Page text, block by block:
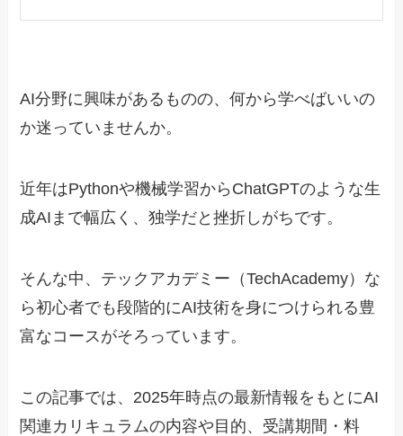
AI分野に興味があるものの、何から学べばいいの
か迷っていませんか。
近年はPythonや機械学習からChatGPTのような生
成AIまで幅広く、独学だと挫折しがちです。
そんな中、テックアカデミー（TechAcademy）な
ら初心者でも段階的にAI技術を身につけられる豊
富なコースがそろっています。
この記事では、2025年時点の最新情報をもとにAI
関連カリキュラムの内容や目的、受講期間・料